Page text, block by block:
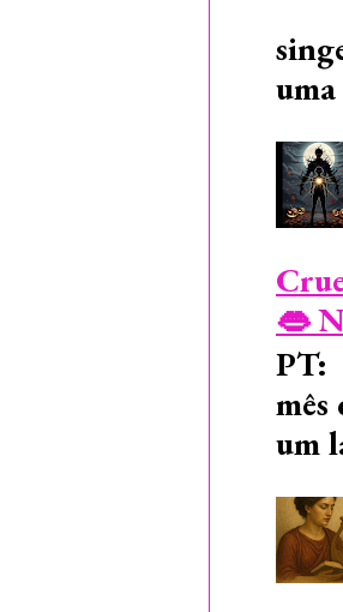
👄
PT:
um